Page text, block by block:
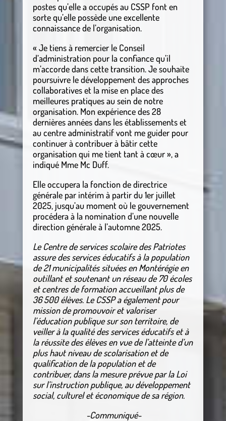
postes qu’elle a occupés au CSSP font en
sorte qu’elle possède une excellente
connaissance de l’organisation.
« Je tiens à remercier le Conseil
d’administration pour la confiance qu’il
m’accorde dans cette transition. Je souhaite
poursuivre le développement des approches
collaboratives et la mise en place des
meilleures pratiques au sein de notre
organisation. Mon expérience des 28
dernières années dans les établissements et
au centre administratif vont me guider pour
continuer à contribuer à bâtir cette
organisation qui me tient tant à cœur », a
indiqué Mme Mc Duff.
Elle occupera la fonction de directrice
générale par intérim à partir du 1er juillet
2025, jusqu’au moment où le gouvernement
procédera à la nomination d’une nouvelle
direction générale à l’automne 2025.
Le Centre de services scolaire des Patriotes
assure des services éducatifs à la population
de 21 municipalités situées en Montérégie en
outillant et soutenant un réseau de 70 écoles
et centres de formation accueillant plus de
36 500 élèves. Le CSSP a également pour
mission de promouvoir et valoriser
l’éducation publique sur son territoire, de
veiller à la qualité des services éducatifs et à
la réussite des élèves en vue de l’atteinte d’un
plus haut niveau de scolarisation et de
qualification de la population et de
contribuer, dans la mesure prévue par la Loi
sur l’instruction publique, au développement
social, culturel et économique de sa région.
-Communiqué-